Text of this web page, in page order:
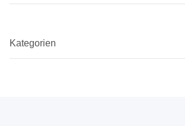
Kategorien